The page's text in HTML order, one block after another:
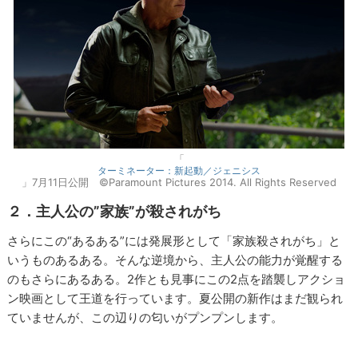
「
ターミネーター：新起動／ジェニシス
」7月11日公開 ©Paramount Pictures 2014. All Rights Reserved
２．主人公の”家族”が殺されがち
さらにこの“あるある”には発展形として「家族殺されがち」と
いうものあるある。そんな逆境から、主人公の能力が覚醒する
のもさらにあるある。2作とも見事にこの2点を踏襲しアクショ
ン映画として王道を行っています。夏公開の新作はまだ観られ
ていませんが、この辺りの匂いがプンプンします。